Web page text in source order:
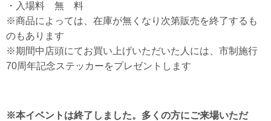
・入場料 無 料
※商品によっては、在庫が無くなり次第販売を終了するも
のもあります
※期間中店頭にてお買い上げいただいた人には、市制施行
70周年記念ステッカーをプレゼントします
※本イベントは終了しました。多くの方にご来場いただ